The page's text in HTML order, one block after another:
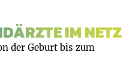
IM NETZ
der Geburt bis zum